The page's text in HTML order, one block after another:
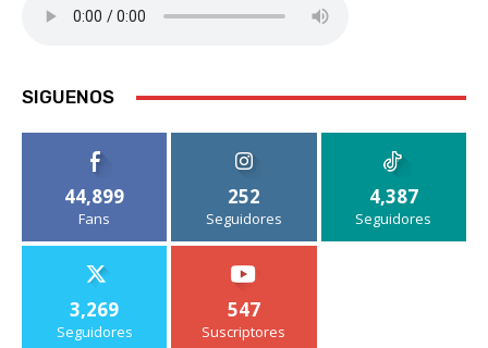
SIGUENOS
44,899
Fans
252
Seguidores
4,387
Seguidores
3,269
Seguidores
547
Suscriptores